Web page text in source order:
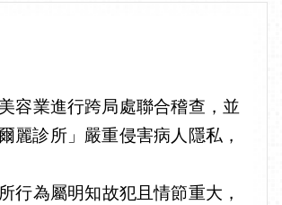
容業進行跨局處聯合稽查，並
麗診所」嚴重侵害病人隱私，
行為屬明知故犯且情節重大，